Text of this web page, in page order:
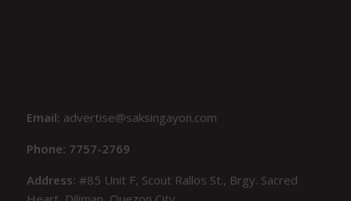
Email: advertise@saksingayon.com
Phone: 7757-2769
Address:#85 Unit F, Scout Rallos St., Brgy. Sacred